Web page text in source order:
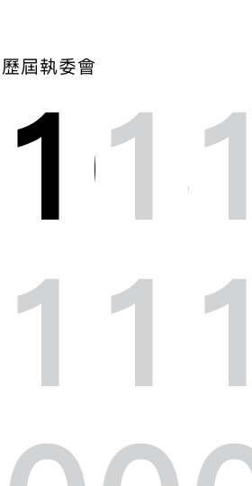
歷屆執委會
1615
1211
第 1 屆
1995-1997 年度
副會長 | 梁華生、陸文華
名譽顧問 | 張同袓